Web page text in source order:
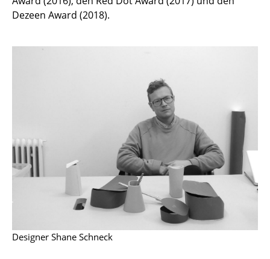
Bücherregale
Garderoben
Kleinaufbewahrung
... alle Aufbewahrungsmöbel
Dezeen Award (2018).
Designer Shane Schneck